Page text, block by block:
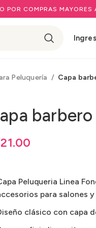
POR COMPRAS
Peluquería Capa
21.00
Peluqueria Linea
para salones
clásico con capa